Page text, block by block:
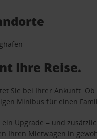
Ihre Reise.
Sie bei Ihrer Ankunft.
Minibus für einen
Upgrade – und
Ihren Mietwagen in